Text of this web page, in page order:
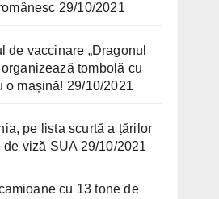
29/10/2021
de vaccinare „Dragonul
organizează tombolă cu
o mașină! 29/10/2021
pe lista scurtă a țărilor
de viză SUA 29/10/2021
cu 13 tone de